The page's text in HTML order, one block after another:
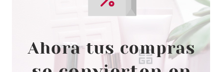
CAROLINA HERRERA
CAROLINA HERRERA 212 DEO
VAPO 150 ML